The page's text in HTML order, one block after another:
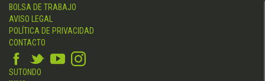
BOLSA DE TRABAJO
AVISO LEGAL
POLÍTICA DE PRIVACIDAD
CONTACTO
SUTONDO